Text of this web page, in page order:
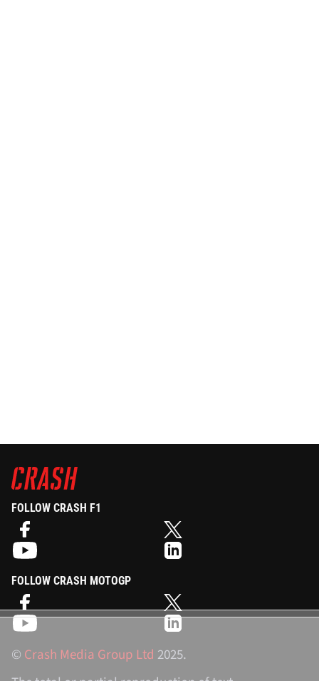
FOLLOW CRASH F1
FOLLOW CRASH MOTOGP
© Crash Media Group Ltd 2025.